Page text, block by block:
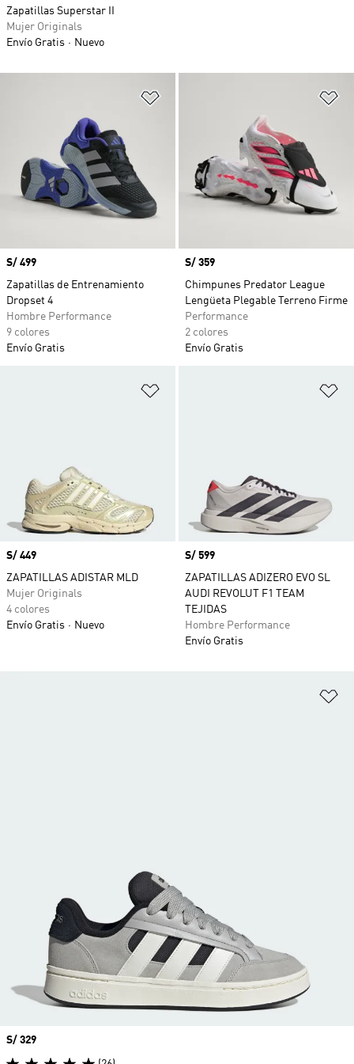
Precio
S/ 499
Zapatillas de Entrenamiento
Dropset 4
Hombre Performance
9 colores
Envío Gratis
Precio
S/ 359
Chimpunes Predator League
Lengüeta Plegable Terreno Firme
Performance
2 colores
Envío Gratis
Precio
S/ 449
ZAPATILLAS ADISTAR MLD
Mujer Originals
4 colores
Envío Gratis
Nuevo
Precio
S/ 599
ZAPATILLAS ADIZERO EVO SL
AUDI REVOLUT F1 TEAM
TEJIDAS
Hombre Performance
Envío Gratis
Zapatillas Superstar II
Mujer Originals
Envío Gratis
Nuevo
Precio
S/ 329